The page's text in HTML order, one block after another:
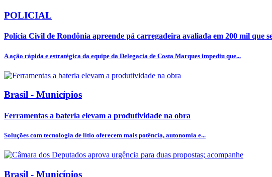
POLICIAL
Polícia Civil de Rondônia apreende pá carregadeira avaliada em 200 mil que
A ação rápida e estratégica da equipe da Delegacia de Costa Marques impediu que...
Brasil - Municípios
Ferramentas a bateria elevam a produtividade na obra
Soluções com tecnologia de lítio oferecem mais potência, autonomia e...
Brasil - Municípios